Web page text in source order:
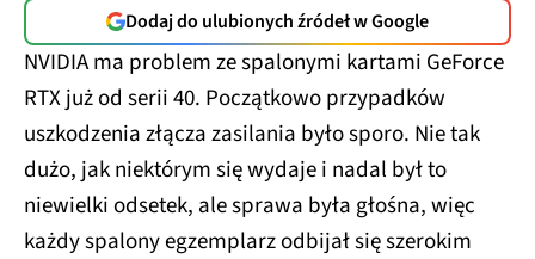
Dodaj do ulubionych źródeł w Google
NVIDIA ma problem ze spalonymi kartami GeForce
RTX już od serii 40. Początkowo przypadków
uszkodzenia złącza zasilania było sporo. Nie tak
dużo, jak niektórym się wydaje i nadal był to
niewielki odsetek, ale sprawa była głośna, więc
każdy spalony egzemplarz odbijał się szerokim